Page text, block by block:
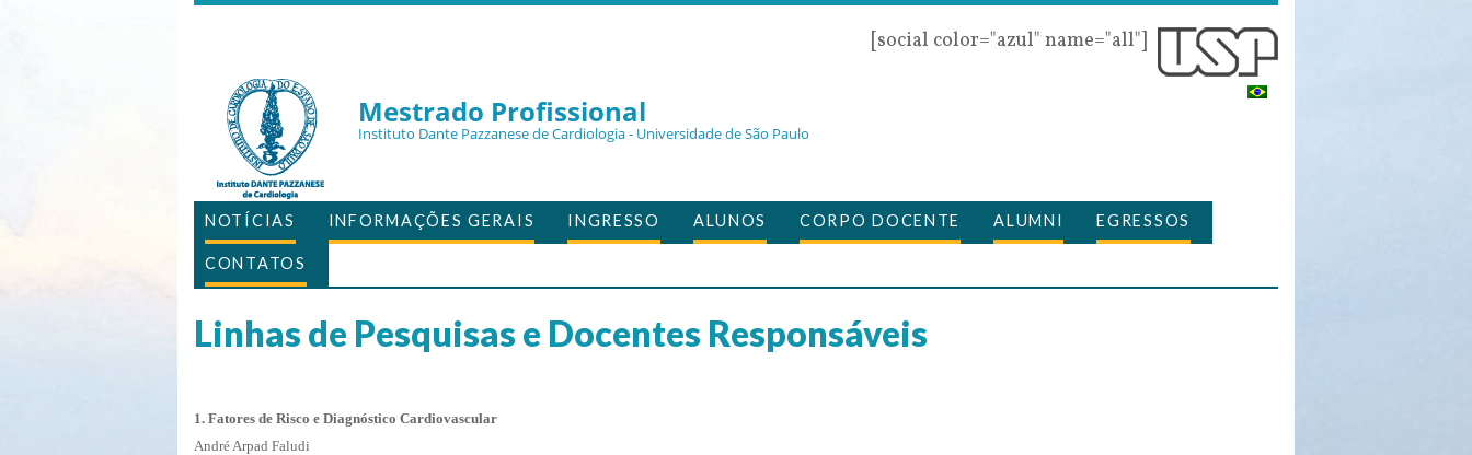
[social color="azul" name="all"]
Mestrado Profissional
Instituto Dante Pazzanese de Cardiologia - Universidade de São Paulo
NOTÍCIAS INFORMAÇÕES GERAIS INGRESSO ALUNOS CORPO DOCENTE ALUMNI EGRESSOS
CONTATOS
Linhas de Pesquisas e Docentes Responsáveis
1. Fatores de Risco e Diagnóstico Cardiovascular
André Arpad Faludi